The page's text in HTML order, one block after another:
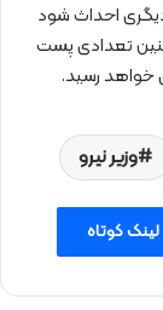
احداث شود
همچنین تعدادی پست
وزیر نیرو
لینک کوتاه